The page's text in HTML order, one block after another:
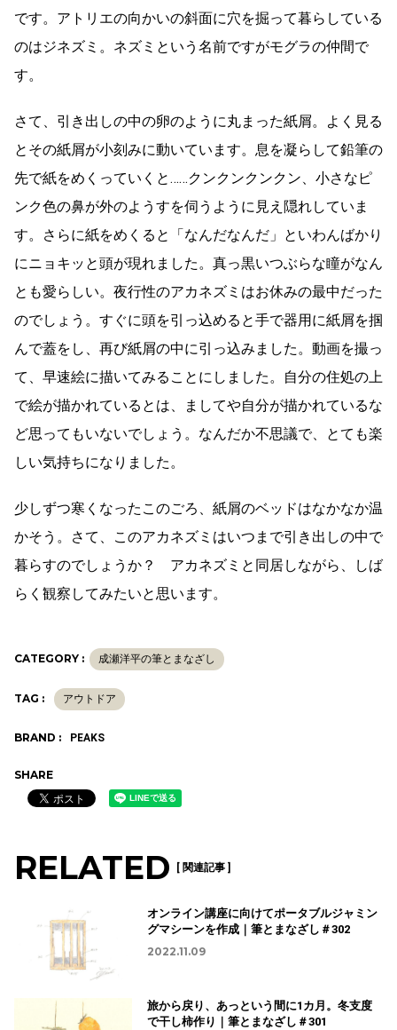
です。アトリエの向かいの斜面に穴を掘って暮らしている
のはジネズミ。ネズミという名前ですがモグラの仲間で
す。
さて、引き出しの中の卵のように丸まった紙屑。よく見る
とその紙屑が小刻みに動いています。息を凝らして鉛筆の
先で紙をめくっていくと……クンクンクンクン、小さなピ
ンク色の鼻が外のようすを伺うように見え隠れしていま
す。さらに紙をめくると「なんだなんだ」といわんばかり
にニョキッと頭が現れました。真っ黒いつぶらな瞳がなん
とも愛らしい。夜行性のアカネズミはお休みの最中だった
のでしょう。すぐに頭を引っ込めると手で器用に紙屑を掴
んで蓋をし、再び紙屑の中に引っ込みました。動画を撮っ
て、早速絵に描いてみることにしました。自分の住処の上
で絵が描かれているとは、ましてや自分が描かれているな
ど思ってもいないでしょう。なんだか不思議で、とても楽
しい気持ちになりました。
少しずつ寒くなったこのごろ、紙屑のベッドはなかなか温
かそう。さて、このアカネズミはいつまで引き出しの中で
暮らすのでしょうか？ アカネズミと同居しながら、しば
らく観察してみたいと思います。
CATEGORY : 成瀬洋平の筆とまなざし
TAG : アウトドア
BRAND : PEAKS
SHARE
RELATED [ 関連記事 ]
オンライン講座に向けてポータブルジャミン
グマシーンを作成｜筆とまなざし＃302
2022.11.09
旅から戻り、あっという間に1カ月。冬支度
で干し柿作り｜筆とまなざし＃301